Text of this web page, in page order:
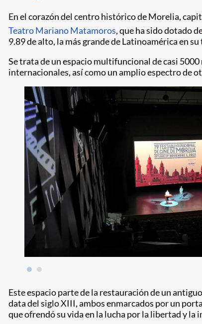
En el corazón del centro histórico de Morelia,
Teatro Mariano Matamoros, que ha sido dotado
9.89 de alto, la más grande de Latinoamérica en su
Se trata de un espacio multifuncional de casi
internacionales, así como un amplio espectro de
Este espacio parte de la restauración de un
data del siglo XIII, ambos enmarcados por un
que ofrendó su vida en la lucha por la libertad y la